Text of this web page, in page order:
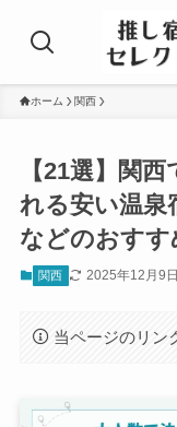
ホーム 関西
【21選】関
れる安い温泉
などのおすす
関西 2025年12月9日
当ページのリン